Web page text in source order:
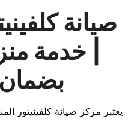
صيانة
| خدمة